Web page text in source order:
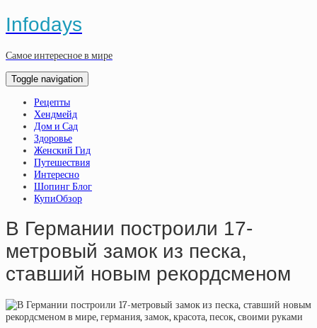
Infodays
Самое интересное в мире
Toggle navigation
Рецепты
Хендмейд
Дом и Сад
Здоровье
Женский Гид
Путешествия
Интересно
Шопинг Блог
КупиОбзор
В Германии построили 17-
метровый замок из песка,
ставший новым рекордсменом